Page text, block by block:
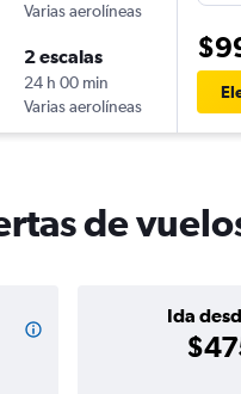
Varias aerolíneas
2 escalas
24 h 00 min
Varias aerolíneas
de
Ida